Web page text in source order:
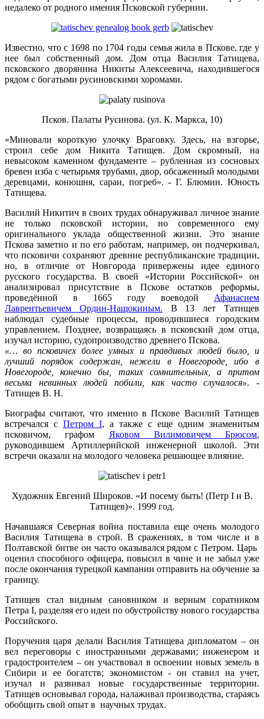
недалеко от родного имения Псковской губернии.
Известно, что с 1698 по 1704 годы семья жила в Пскове, где у
нее был собственный дом. Дом отца Василия Татищева,
псковского дворянина Никиты Алексеевича, находившегося
рядом с богатыми русиновскими хоромами.
Псков. Палаты Русинова. (ул. К. Маркса, 10)
«Миновали короткую улочку Враговку. Здесь, на взгорье,
строил себе дом Никита Татищев. Дом скромный, на
невысоком каменном фундаменте – рубленная из сосновых
бревен изба с четырьмя трубами, двор, обсаженный молодыми
деревцами, конюшня, сараи, погреб». - Г. Блюмин. Юность
Татищева.
Василий Никитич в своих трудах обнаруживал личное знание
не только псковской истории, но современного ему
оригинального уклада общественной жизни. Это знание
Пскова заметно и по его работам, например, он подчеркивал,
что псковичи сохраняют древние республиканские традиции,
но, в отличие от Новгорода привержены идее единого
русского государства. В своей «Истории Российской» он
анализировал присутствие в Пскове остатков реформы,
проведённой в 1665 году во­еводой Афанасием
Лаврентьевичем Ордин-Нащокиным. В 13 лет Татищев
наблюдал судебные процессы, проводившиеся городским
управлением. Позднее, возвращаясь в псковский дом отца,
изучал историю, судопроизводство древнего Пскова.
«… во псковичех более умных и правдивых людей было, и
лучший порядок содержан, нежели в Новегороде, ибо в
Новегороде, конечно бы, таких сомнительных, а притом
весьма невинных людей побили, как часто случалося». -
Татищев В. Н.
Биографы считают, что именно в Пскове Василий Татищев
встречался с Петром I, а также с еще одним знаменитым
псковичом, графом Яковом Вилимовичем Брюсом,
руководившем Артиллерийской инженерной школой. Эти
встречи оказали на молодого человека решающее влияние.
Художник Евгений Широков. «И посему быть! (Петр I и В.
Татищев)». 1999 год.
Начавшаяся Северная война поставила еще очень молодого
Василия Татищева в строй. В сражениях, в том числе и в
Полтавской битве он часто оказывался рядом с Петром. Царь
оценил способного офицера, повысил в чине и не забыл уже
после окончания турецкой кампании отправить на обучение за
границу.
Татищев стал видным сановником и верным соратником
Петра I, разделяя его идеи по обустройству нового государства
Российского.
Поручения царя делали Василия Татищева дипломатом – он
вел переговоры с иностранными державами; инженером и
градостроителем – он участвовал в освоении новых земель в
Сибири и ее богатств; экономистом - он ставил на учет,
изучал и развивал новые государственные территории.
Татищев основывал города, налаживал производства, стараясь
обобщить свой опыт в научных трудах.